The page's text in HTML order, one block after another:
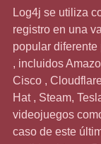
Log4j se utiliza
registro en una
popular
, incluidos
Cisco ,
Hat , Steam,
videojuegos
caso de este